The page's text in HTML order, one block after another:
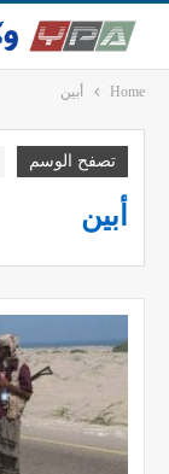
Home أبين
تصفح الوسم
أبين